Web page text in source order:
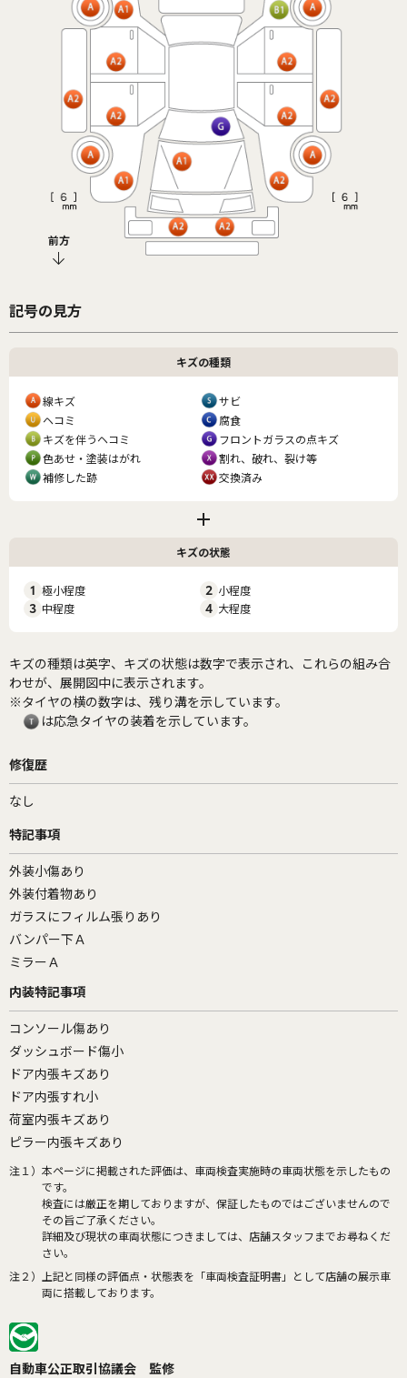
前方
記号の見方
キズの種類
線キズ
サビ
ヘコミ
腐食
キズを伴うヘコミ
フロントガラスの点キズ
色あせ・塗装はがれ
割れ、破れ、裂け等
補修した跡
交換済み
キズの状態
1 極小程度 2 小程度
3 中程度 4 大程度
キズの種類は英字、キズの状態は数字で表示され、これらの組み合
わせが、展開図中に表示されます。
※タイヤの横の数字は、残り溝を示しています。
は応急タイヤの装着を示しています。
修復歴
なし
特記事項
外装小傷あり
外装付着物あり
ガラスにフィルム張りあり
バンパー下Ａ
ミラーＡ
内装特記事項
コンソール傷あり
ダッシュボード傷小
ドア内張キズあり
ドア内張すれ小
荷室内張キズあり
ピラー内張キズあり
注１） 本ページに掲載された評価は、車両検査実施時の車両状態を示したもの
です。
検査には厳正を期しておりますが、保証したものではございませんので
その旨ご了承ください。
詳細及び現状の車両状態につきましては、店舗スタッフまでお尋ねくだ
さい。
注２）
上記と同様の評価点・状態表を「車両検査証明書」として店舗の展示車
両に搭載しております。
自動車公正取引協議会 監修